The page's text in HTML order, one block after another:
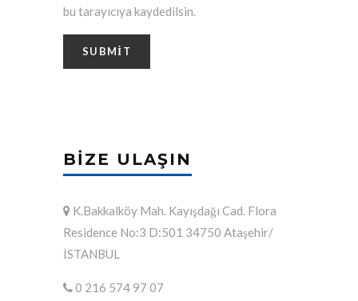
bu tarayıcıya kaydedilsin.
BIZE ULAŞIN
K.Bakkalköy Mah. Kayışdağı Cad. Flora
Residence No:3 D:501 34750 Ataşehir/
İSTANBUL
0 216 574 97 07